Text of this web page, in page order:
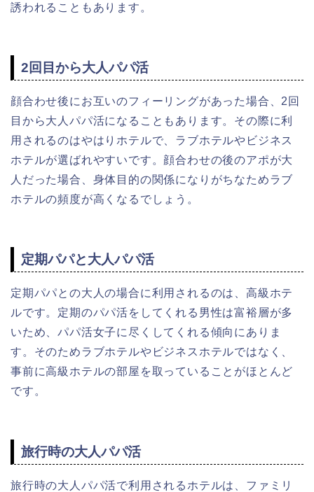
誘われることもあります。
2回目から大人パパ活
顔合わせ後にお互いのフィーリングがあった場合、2回
目から大人パパ活になることもあります。その際に利
用されるのはやはりホテルで、ラブホテルやビジネス
ホテルが選ばれやすいです。顔合わせの後のアポが大
人だった場合、身体目的の関係になりがちなためラブ
ホテルの頻度が高くなるでしょう。
定期パパと大人パパ活
定期パパとの大人の場合に利用されるのは、高級ホテ
ルです。定期のパパ活をしてくれる男性は富裕層が多
いため、パパ活女子に尽くしてくれる傾向にありま
す。そのためラブホテルやビジネスホテルではなく、
事前に高級ホテルの部屋を取っていることがほとんど
です。
旅行時の大人パパ活
旅行時の大人パパ活で利用されるホテルは、ファミリ